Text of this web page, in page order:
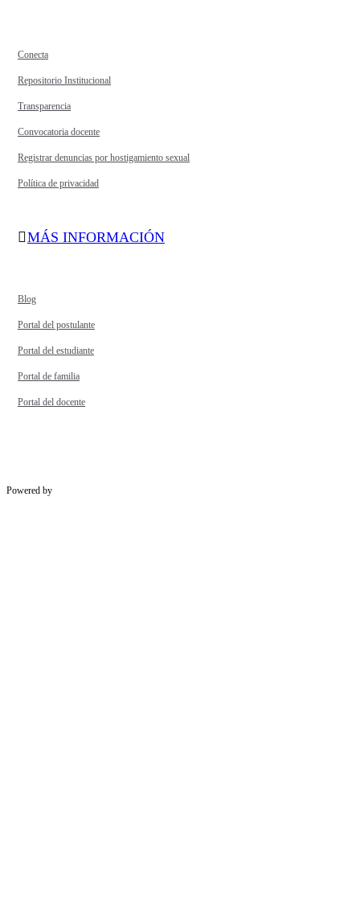
Conecta
Repositorio Institucional
Transparencia
Convocatoria docente
Registrar denuncias por hostigamiento sexual
Política de privacidad
MÁS INFORMACIÓN
Blog
Portal del postulante
Portal del estudiante
Portal de familia
Portal del docente
Powered by